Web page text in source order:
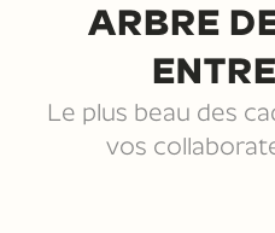
ARBRE
Le plus beau des
vos